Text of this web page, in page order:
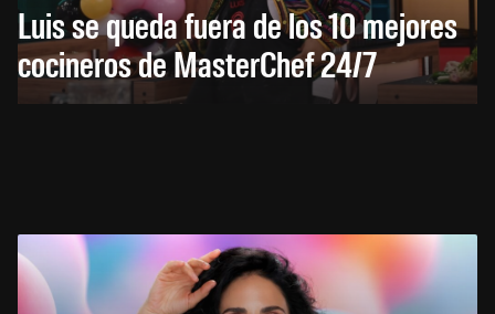
Luis se queda fuera de los 10 mejores
cocineros de MasterChef 24/7